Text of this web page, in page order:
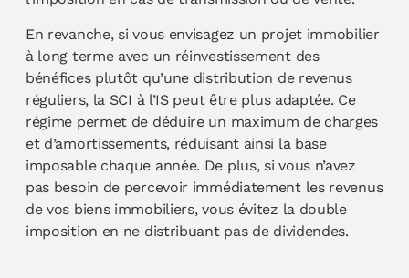
En revanche, si vous envisagez un projet immobilier
à long terme avec un réinvestissement des
bénéfices plutôt qu’une distribution de revenus
réguliers, la SCI à l’IS peut être plus adaptée. Ce
régime permet de déduire un maximum de charges
et d’amortissements, réduisant ainsi la base
imposable chaque année. De plus, si vous n’avez
pas besoin de percevoir immédiatement les revenus
de vos biens immobiliers, vous évitez la double
imposition en ne distribuant pas de dividendes.